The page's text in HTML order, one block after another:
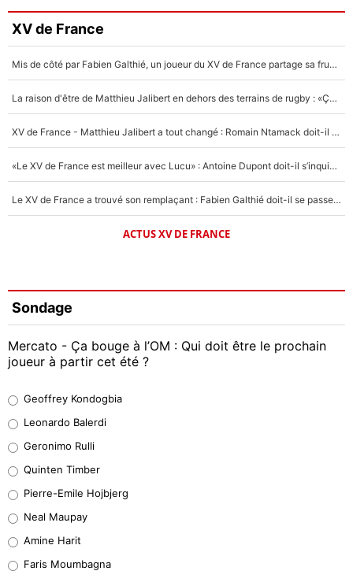
XV de France
Mis de côté par Fabien Galthié, un joueur du XV de France partage sa frustration : «ils ne me l’ont pas dit tout de suite»
La raison d'être de Matthieu Jalibert en dehors des terrains de rugby : «Ça m'atteint autant que si tu touches à un membre de ma famille»
XV de France - Matthieu Jalibert a tout changé : Romain Ntamack doit-il s’inquiéter pour sa place à un an de la Coupe du monde ?
«Le XV de France est meilleur avec Lucu» : Antoine Dupont doit-il s’inquiéter pour sa place ?
Le XV de France a trouvé son remplaçant : Fabien Galthié doit-il se passer d'Antoine Dupont ?
ACTUS XV DE FRANCE
Sondage
Mercato - Ça bouge à l’OM : Qui doit être le prochain
joueur à partir cet été ?
38%
32%
5%
1%
Geoffrey Kondogbia
Leonardo Balerdi
Geronimo Rulli
Quinten Timber
Pierre-Emile Hojbjerg
Neal Maupay
Amine Harit
Faris Moumbagna